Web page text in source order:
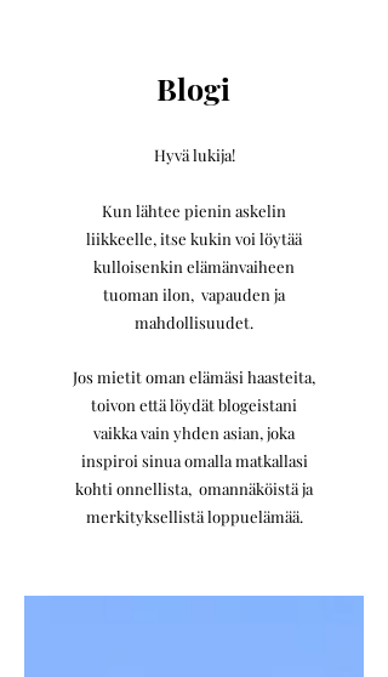
Blogi
Hyvä lukija!
Kun lähtee pienin askelin
liikkeelle,itse kukin voi löytää
kulloisenkin elämänvaiheen
tuoman ilon, vapauden ja
mahdollisuudet.
Jos mietit oman elämäsi haasteita,
toivon että löydät blogeistani
vaikka vain yhden asian, joka
inspiroi sinua omalla matkallasi
kohti onnellista, omannäköistä ja
merkityksellistä loppuelämää.